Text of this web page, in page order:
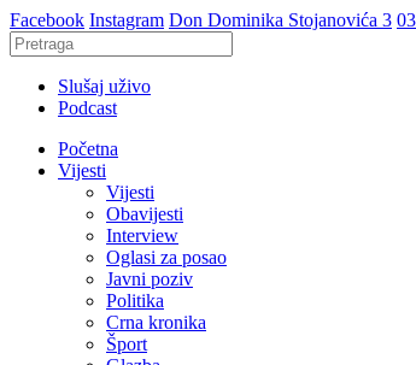
Facebook Instagram Don Dominika Stojanovića 3
Slušaj uživo
Podcast
Početna
Vijesti
Vijesti
Obavijesti
Interview
Oglasi za posao
Javni poziv
Politika
Crna kronika
Šport